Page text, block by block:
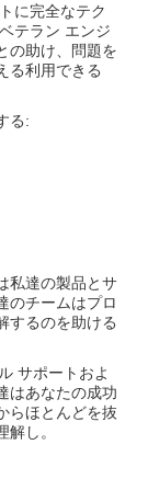
に完全なテク
テラン エンジ
の助け、問題を
る利用できる
る:
私達の製品とサ
のチームはプロ
するのを助ける
サポートおよ
はあなたの成功
らほとんどを抜
し。